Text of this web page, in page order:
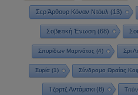
Σερ Άρθουρ Κόναν Ντόυλ (13)
Σοβιετική Ένωση(68)
Σπυρίδων Μαρινάτος (4) Σρι
Συρία(1) Σύνδρομο Ωραίας
Τζορτζ Αντάμσκι(8)